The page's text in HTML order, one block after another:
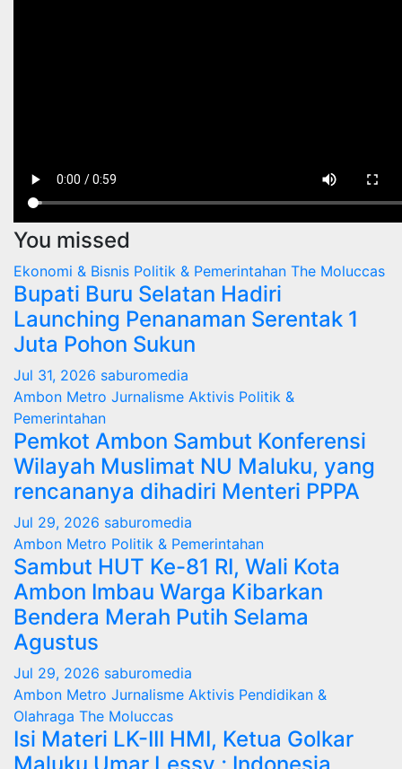
You missed
Ekonomi & Bisnis Politik & Pemerintahan The Moluccas
Bupati Buru Selatan Hadiri
Launching Penanaman Serentak 1
Juta Pohon Sukun
Jul 31, 2026 saburomedia
Ambon Metro Jurnalisme Aktivis Politik &
Pemerintahan
Pemkot Ambon Sambut Konferensi
Wilayah Muslimat NU Maluku, yang
rencananya dihadiri Menteri PPPA
Jul 29, 2026 saburomedia
Ambon Metro Politik & Pemerintahan
Sambut HUT Ke-81 RI, Wali Kota
Ambon Imbau Warga Kibarkan
Bendera Merah Putih Selama
Agustus
Jul 29, 2026 saburomedia
Ambon Metro Jurnalisme Aktivis Pendidikan &
Olahraga The Moluccas
Isi Materi LK-III HMI, Ketua Golkar